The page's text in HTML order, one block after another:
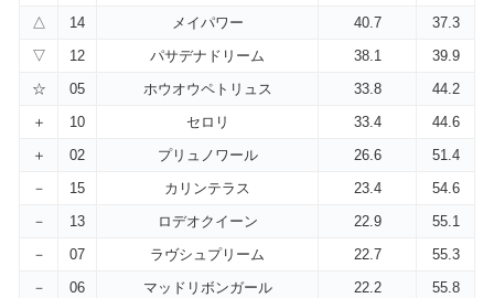
△
14 メイパワー 40.7
37.3
▽
12 パサデナドリーム 38.1
39.9
☆
05 ホウオウペトリュス 33.8
44.2
＋
10 セロリ 33.4
44.6
＋
02 プリュノワール 26.6
51.4
－
15 カリンテラス 23.4
54.6
－
13 ロデオクイーン 22.9
55.1
－
07 ラヴシュプリーム 22.7
55.3
－
06 マッドリボンガール 22.2
55.8